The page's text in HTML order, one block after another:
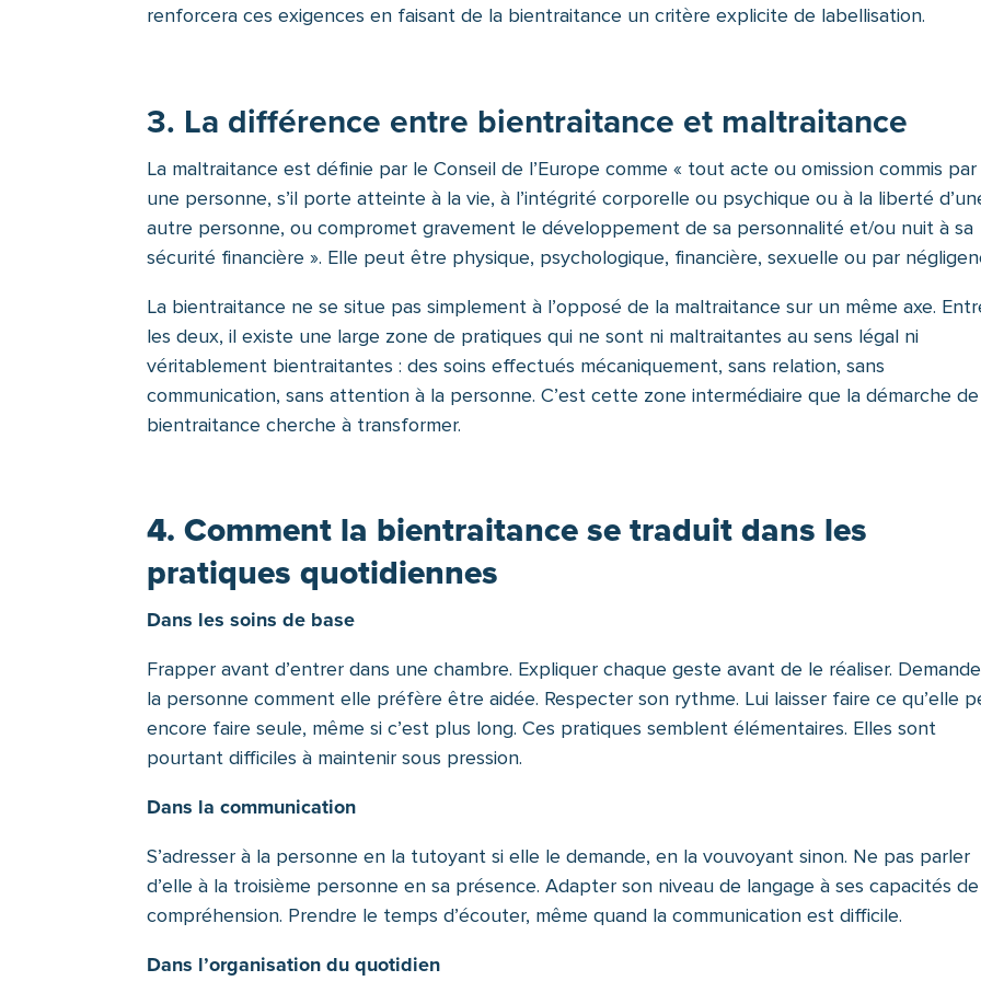
renforcera ces exigences en faisant de la bientraitance un critère explicite de labellisation.
3. La différence entre bientraitance et maltraitance
La maltraitance est définie par le Conseil de l’Europe comme « tout acte ou omission commis par
une personne, s’il porte atteinte à la vie, à l’intégrité corporelle ou psychique ou à la liberté
autre personne, ou compromet gravement le développement de sa personnalité et/ou nuit à sa
sécurité financière ». Elle peut être physique, psychologique, financière, sexuelle ou par
La bientraitance ne se situe pas simplement à l’opposé de la maltraitance sur un même axe.
les deux, il existe une large zone de pratiques qui ne sont ni maltraitantes au sens légal ni
véritablement bientraitantes : des soins effectués mécaniquement, sans relation, sans
communication, sans attention à la personne. C’est cette zone intermédiaire que la démarche de
bientraitance cherche à transformer.
4. Comment la bientraitance se traduit dans les
pratiques quotidiennes
Dans les soins de base
Frapper avant d’entrer dans une chambre. Expliquer chaque geste avant de le réaliser.
la personne comment elle préfère être aidée. Respecter son rythme. Lui laisser faire ce qu’elle
encore faire seule, même si c’est plus long. Ces pratiques semblent élémentaires. Elles sont
pourtant difficiles à maintenir sous pression.
Dans la communication
S’adresser à la personne en la tutoyant si elle le demande, en la vouvoyant sinon. Ne pas parler
d’elle à la troisième personne en sa présence. Adapter son niveau de langage à ses capacités de
compréhension. Prendre le temps d’écouter, même quand la communication est difficile.
Dans l’organisation du quotidien